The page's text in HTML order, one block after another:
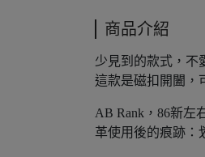
商品介紹
少見到的款式，不
這款是磁扣開闔，
AB Rank，86新左
革使用後的痕跡：